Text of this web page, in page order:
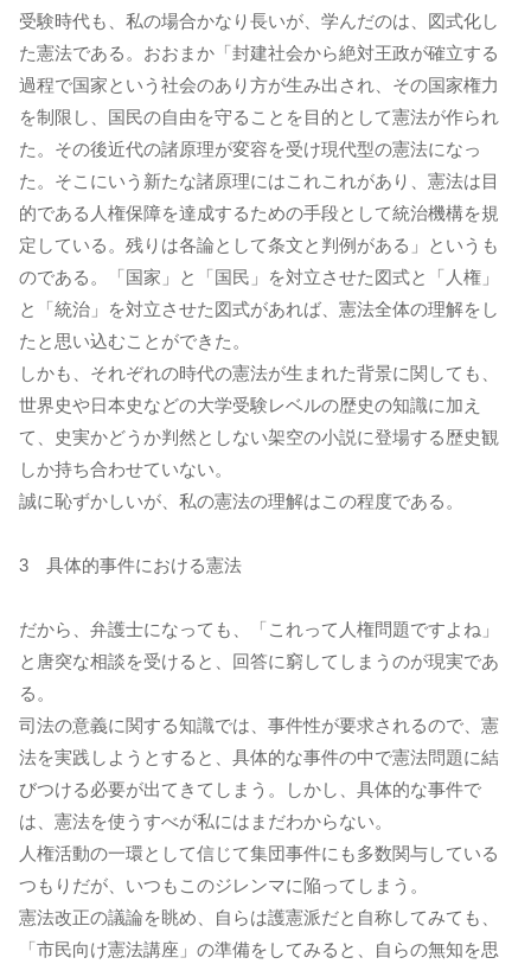
受験時代も、私の場合かなり長いが、学んだのは、図式化し
た憲法である。おおまか「封建社会から絶対王政が確立する
過程で国家という社会のあり方が生み出され、その国家権力
を制限し、国民の自由を守ることを目的として憲法が作られ
た。その後近代の諸原理が変容を受け現代型の憲法になっ
た。そこにいう新たな諸原理にはこれこれがあり、憲法は目
的である人権保障を達成するための手段として統治機構を規
定している。残りは各論として条文と判例がある」というも
のである。「国家」と「国民」を対立させた図式と「人権」
と「統治」を対立させた図式があれば、憲法全体の理解をし
たと思い込むことができた。
しかも、それぞれの時代の憲法が生まれた背景に関しても、
世界史や日本史などの大学受験レベルの歴史の知識に加え
て、史実かどうか判然としない架空の小説に登場する歴史観
しか持ち合わせていない。
誠に恥ずかしいが、私の憲法の理解はこの程度である。
3 具体的事件における憲法
だから、弁護士になっても、「これって人権問題ですよね」
と唐突な相談を受けると、回答に窮してしまうのが現実であ
る。
司法の意義に関する知識では、事件性が要求されるので、憲
法を実践しようとすると、具体的な事件の中で憲法問題に結
びつける必要が出てきてしまう。しかし、具体的な事件で
は、憲法を使うすべが私にはまだわからない。
人権活動の一環として信じて集団事件にも多数関与している
つもりだが、いつもこのジレンマに陥ってしまう。
憲法改正の議論を眺め、自らは護憲派だと自称してみても、
「市民向け憲法講座」の準備をしてみると、自らの無知を思